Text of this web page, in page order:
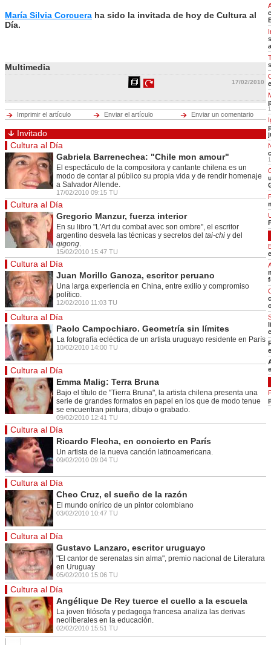
RFI MÚSICA
APRENDER FRANCÉS
PROGRAMAS
Deportes
Hot tags
Cerrar
Hot tags
Cerrar
Cerrar
Cerrar
Cerrar
María Silvia Corcuera ha sido la invitada de hoy de Cultura al
Día.
Multimedia
17/02/2010
Imprimir el artículo Enviar el artículo Enviar un comentario
Invitado
Cultura al Día
Gabriela Barrenechea: "Chile mon amour"
El espectáculo de la compositora y cantante chilena es un
modo de contar al público su propia vida y de rendir homenaje
a Salvador Allende.
17/02/2010 09:15 TU
Cultura al Día
Gregorio Manzur, fuerza interior
En su libro "L'Art du combat avec son ombre", el escritor
argentino desvela las técnicas y secretos del tai-chi y del
qigong.
15/02/2010 15:47 TU
Cultura al Día
Juan Morillo Ganoza, escritor peruano
Una larga experiencia en China, entre exilio y compromiso
político.
12/02/2010 11:03 TU
Cultura al Día
Paolo Campochiaro. Geometría sin límites
La fotografía ecléctica de un artista uruguayo residente en París
10/02/2010 14:00 TU
Cultura al Día
Emma Malig: Terra Bruna
Bajo el título de "Tierra Bruna", la artista chilena presenta una
serie de grandes formatos en papel en los que de modo tenue
se encuentran pintura, dibujo o grabado.
09/02/2010 12:41 TU
Cultura al Día
Ricardo Flecha, en concierto en París
Un artista de la nueva canción latinoamericana.
09/02/2010 09:04 TU
Cultura al Día
Cheo Cruz, el sueño de la razón
El mundo onírico de un pintor colombiano
03/02/2010 10:47 TU
Cultura al Día
Gustavo Lanzaro, escritor uruguayo
"El cantor de serenatas sin alma", premio nacional de Literatura
en Uruguay
05/02/2010 15:06 TU
Cultura al Día
Angélique De Rey tuerce el cuello a la escuela
La joven filósofa y pedagoga francesa analiza las derivas
neoliberales en la educación.
02/02/2010 15:51 TU